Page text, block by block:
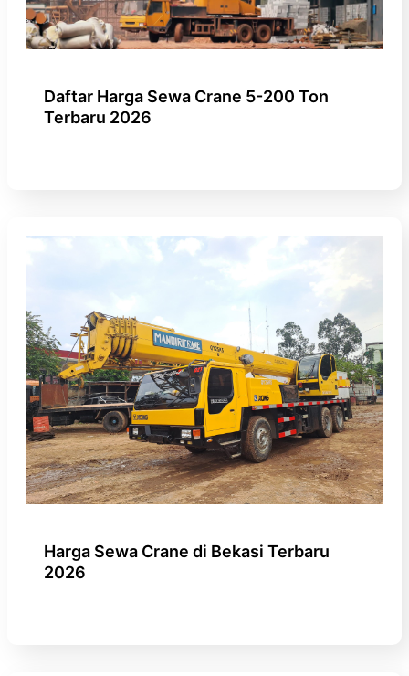
Daftar Harga Sewa Crane 5-200 Ton
Terbaru 2026
Harga Sewa Crane di Bekasi Terbaru
2026